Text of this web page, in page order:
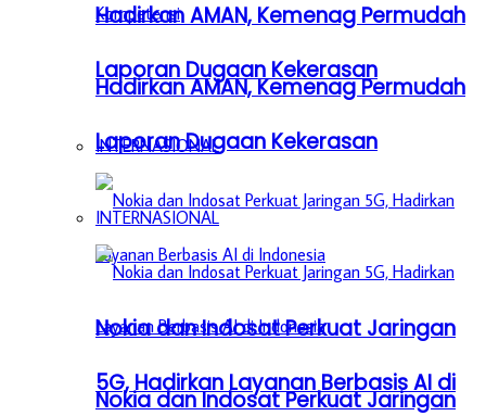
Hadirkan AMAN, Kemenag Permudah
Laporan Dugaan Kekerasan
INTERNASIONAL
Nokia dan Indosat Perkuat Jaringan
5G, Hadirkan Layanan Berbasis AI di
Hadirkan AMAN, Kemenag Permudah
Laporan Dugaan Kekerasan
INTERNASIONAL
Nokia dan Indosat Perkuat Jaringan